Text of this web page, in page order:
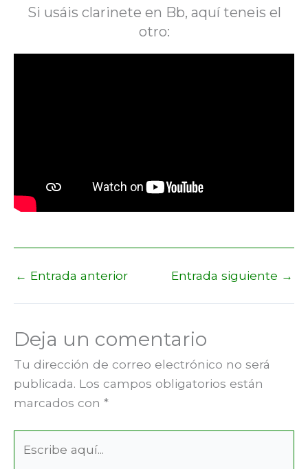
Si usáis clarinete en Bb, aquí teneis el
otro:
← Entrada anterior Entrada siguiente →
Deja un comentario
Tu dirección de correo electrónico no será
publicada. Los campos obligatorios están
marcados con *
aquí...